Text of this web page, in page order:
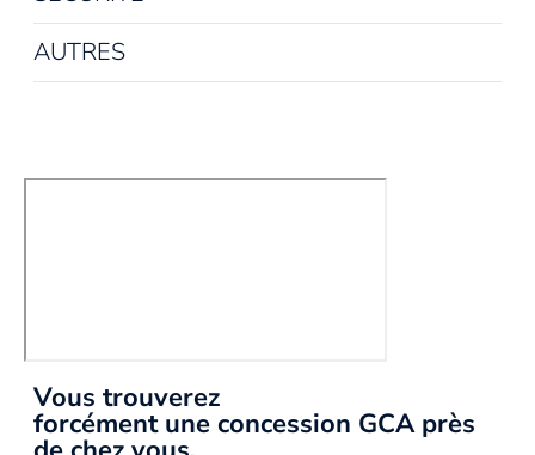
AUTRES
Vous trouverez
forcément une concession GCA près